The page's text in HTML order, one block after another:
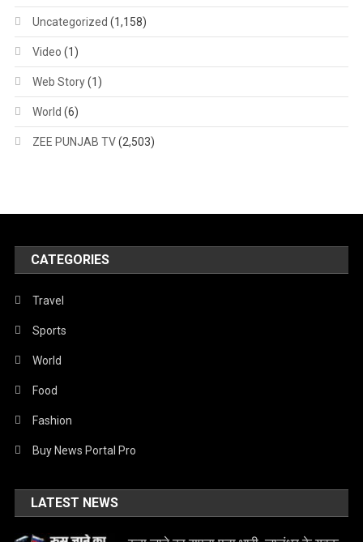
Uncategorized (1,158)
Video (1)
Web Story(1)
World (6)
ZEE PUNJAB TV(2,503)
CATEGORIES
Travel
Sports
World
Food
Fashion
Buy News Portal Pro
LATEST NEWS